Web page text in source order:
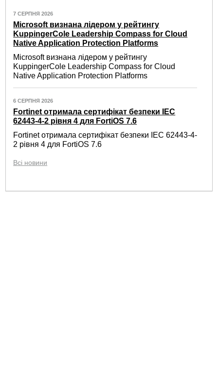
7 СЕРПНЯ 2026
Microsoft визнана лідером у рейтингу
KuppingerCole Leadership Compass for Cloud
Native Application Protection Platforms
Microsoft визнана лідером у рейтингу
KuppingerCole Leadership Compass for Cloud
Native Application Protection Platforms
6 СЕРПНЯ 2026
Fortinet отримала сертифікат безпеки IEC
62443-4-2 рівня 4 для FortiOS 7.6
Fortinet отримала сертифікат безпеки IEC 62443-4-
2 рівня 4 для FortiOS 7.6
Всі новини